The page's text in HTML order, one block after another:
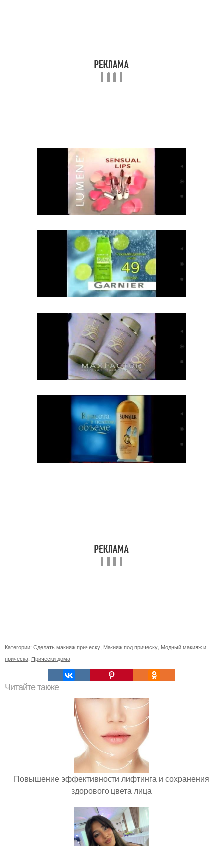
Категории: Сделать макияж прическу Макияж под прическу Модный макияж и
прическа Прически дома
Читайте также
Повышение эффективности лифтинга и сохранения
здорового цвета лица